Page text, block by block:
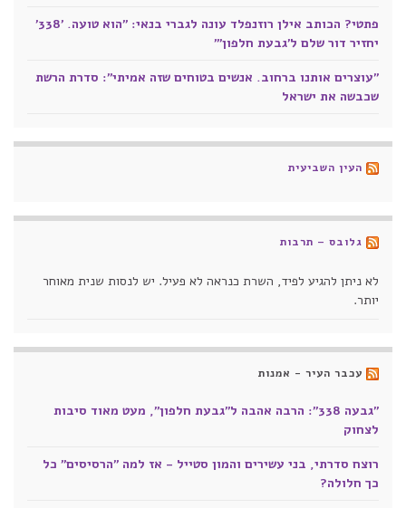
פתטי? הכותב אילן רוזנפלד עונה לגברי בנאי: "הוא טועה. '338'
יחזיר דור שלם ל'גבעת חלפון'"
"עוצרים אותנו ברחוב. אנשים בטוחים שזה אמיתי": סדרת הרשת
שכבשה את ישראל
העין השביעית
גלובס – תרבות
לא ניתן להגיע לפיד, השרת כנראה לא פעיל. יש לנסות שנית מאוחר
יותר.
עכבר העיר - אמנות
"גבעה 338": הרבה אהבה ל"גבעת חלפון", מעט מאוד סיבות
לצחוק
רוצח סדרתי, בני עשירים והמון סטייל - אז למה "הרסיסים" כל
כך חלולה?